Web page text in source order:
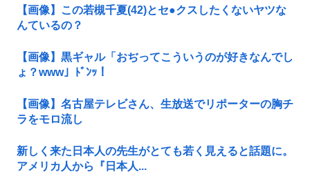
【画像】この若槻千夏(42)とセ●クスしたくないヤツな
んているの？
【画像】黒ギャル「おぢってこういうのが好きなんでし
ょ？www」ﾄﾞﾝｯ！
【画像】名古屋テレビさん、生放送でリポーターの胸チ
ラをモロ流し
新しく来た日本人の先生がとても若く見えると話題に。
アメリカ人から『日本人...